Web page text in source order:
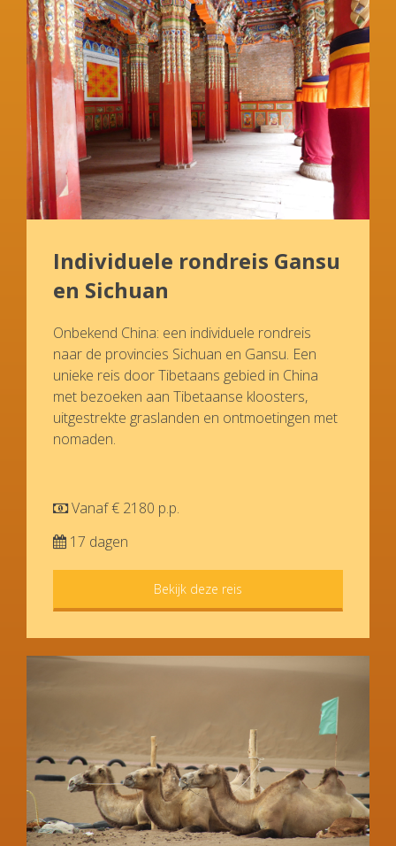
Individuele rondreis Gansu
en Sichuan
Onbekend China: een individuele rondreis
naar de provincies Sichuan en Gansu. Een
unieke reis door Tibetaans gebied in China
met bezoeken aan Tibetaanse kloosters,
uitgestrekte graslanden en ontmoetingen met
nomaden.
Vanaf € 2180 p.p.
17 dagen
Bekijk deze reis